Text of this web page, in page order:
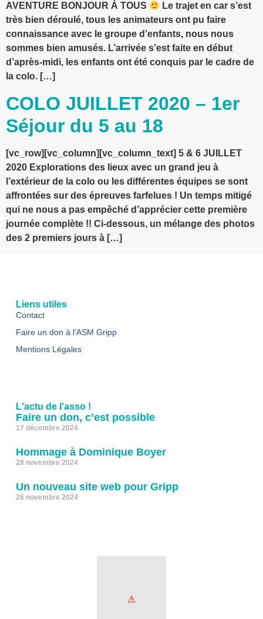
AVENTURE BONJOUR À TOUS
Le trajet en car s’est
très bien déroulé, tous les animateurs ont pu faire
connaissance avec le groupe d’enfants, nous nous
sommes bien amusés. L’arrivée s’est faite en début
d’après-midi, les enfants ont été conquis par le cadre de
la colo. […]
COLO JUILLET 2020 – 1er
Séjour du 5 au 18
[vc_row][vc_column][vc_column_text] 5 & 6 JUILLET
2020 Explorations des lieux avec un grand jeu à
l’extérieur de la colo ou les différentes équipes se sont
affrontées sur des épreuves farfelues ! Un temps mitigé
qui ne nous a pas empêché d’apprécier cette première
journée complète !! Ci-dessous, un mélange des photos
des 2 premiers jours à […]
Liens utiles
Contact
Faire un don à l’ASM Gripp
Mentions Légales
L'actu de l'asso !
Faire un don, c’est possible
17 décembre 2024
Hommage à Dominique Boyer
28 novembre 2024
Un nouveau site web pour Gripp
26 novembre 2024